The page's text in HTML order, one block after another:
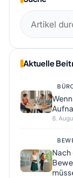
Suchen
nach:
Aktuelle
8.
Nach